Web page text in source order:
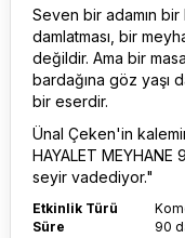
Seven bir adamın bir
damlatması, bir
değildir. Ama bir
bardağına göz yaşı
bir eserdir.
Ünal Çeken'in
HAYALET
seyir vadediyor."
Etkinlik Türü
Süre
90